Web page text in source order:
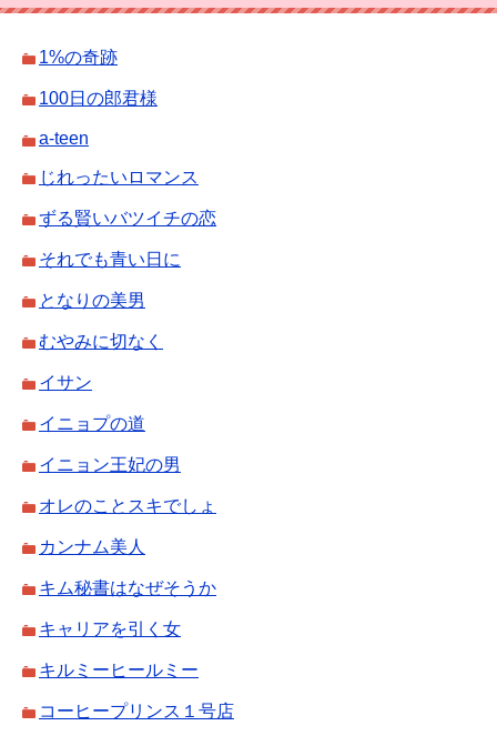
1%の奇跡
100日の郎君様
a-teen
じれったいロマンス
ずる賢いバツイチの恋
それでも青い日に
となりの美男
むやみに切なく
イサン
イニョプの道
イニョン王妃の男
オレのことスキでしょ
カンナム美人
キム秘書はなぜそうか
キャリアを引く女
キルミーヒールミー
コーヒープリンス１号店